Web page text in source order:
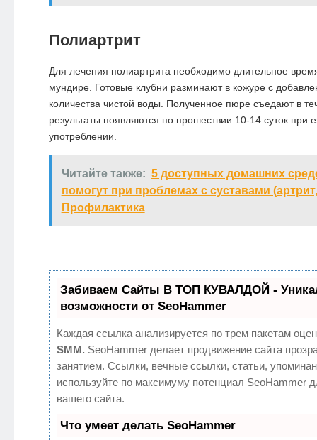
Полиартрит
Для лечения полиартрита необходимо длительное
мундире. Готовые клубни разминают в кожуре с
количества чистой воды. Полученное пюре съедают в
результаты появляются по прошествии 10-14 суток при
употреблении.
Читайте также: 5 доступных домашних
помогут при проблемах с суставами
Профилактика
Забиваем Сайты В ТОП КУВАЛДОЙ -
возможности от SeoHammer
Каждая ссылка анализируется по трем пакетам
SMM. SeoHammer делает продвижение сайта
занятием. Ссылки, вечные ссылки, статьи,
используйте по максимуму потенциал SeoHammer
вашего сайта.
Что умеет делать SeoHammer